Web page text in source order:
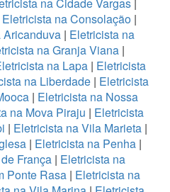
Eletricista na Consolação |
Aricanduva| Eletricista na
na Granja Viana|
na Lapa| Eletricista
na Liberdade | Eletricista
| Eletricista na Nossa
na Mova Piraju | Eletricista
| Eletricista na Vila Marieta|
| Eletricista na Penha|
França | Eletricista na
Ponte Rasa | Eletricista na